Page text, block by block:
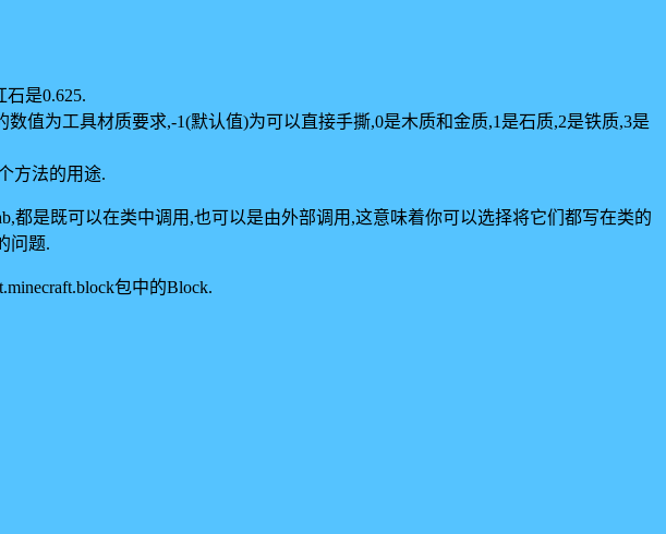
是0.625.
值为工具材质要求,-1(默认值)为可以直接手撕,0是木质和金质,1是石质,2是铁质,3是
方法的用途.
都是既可以在类中调用,也可以是由外部调用,这意味着你可以选择将它们都写在类的
问题.
包中的Block.